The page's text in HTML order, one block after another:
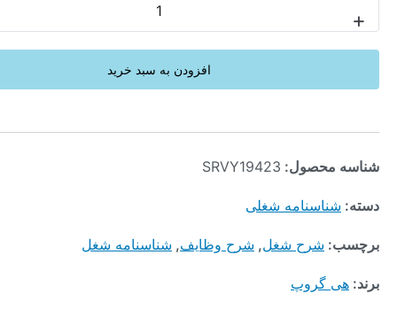
افزودن به سبد خرید
محصول:SRVY19423
شغلی
شرح شغل ,شرح وظایف, شناسنامه شغل
گروپ